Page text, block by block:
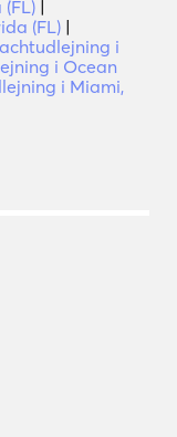
|
(FL) |
i
i Ocean
i Miami,